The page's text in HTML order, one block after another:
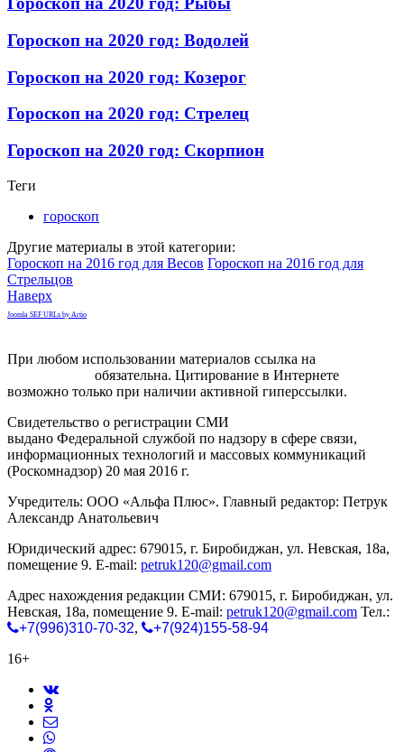
Гороскоп на 2020 год: Водолей
Гороскоп на 2020 год: Козерог
Гороскоп на 2020 год: Стрелец
Гороскоп на 2020 год: Скорпион
Теги
гороскоп
Другие материалы в этой категории:
Гороскоп на 2016 год для Весов Гороскоп на 2016 год для
Стрельцов
Наверх
Joomla SEF URLs by Artio
При любом использовании материалов ссылка на
обязательна. Цитирование в Интернете
возможно только при наличии активной гиперссылки.
Свидетельство о регистрации СМИ
выдано Федеральной службой по надзору в сфере связи,
информационных технологий и массовых коммуникаций
(Роскомнадзор) 20 мая 2016 г.
Учредитель: ООО «Альфа Плюс». Главный редактор: Петрук
Александр Анатольевич
Юридический адрес: 679015, г. Биробиджан, ул. Невская, 18а,
помещение 9. E-mail: petruk120@gmail.com
Адрес нахождения редакции СМИ: 679015, г. Биробиджан, ул.
Невская, 18а, помещение 9. E-mail: petruk120@gmail.com Тел.:
+7(996)310-70-32,
+7(924)155-58-94
16+